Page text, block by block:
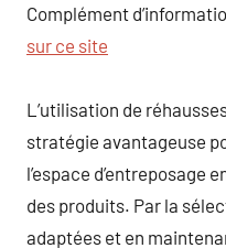
Complément
sur ce site
L’utilisation de
stratégie avantageuse
l’espace d’entreposage
des produits. Par la
adaptées et en